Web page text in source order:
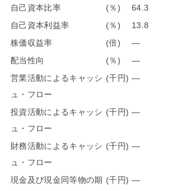
自己資本比率 (％) 64.3
自己資本利益率
(％) 13.8
株価収益率
(倍) ―
配当性向
(％) ―
営業活動によるキャッシ
ュ・フロー
(千円) ―
投資活動によるキャッシ
ュ・フロー
(千円) ―
財務活動によるキャッシ
ュ・フロー
(千円) ―
現金及び現金同等物の期 (千円) ―